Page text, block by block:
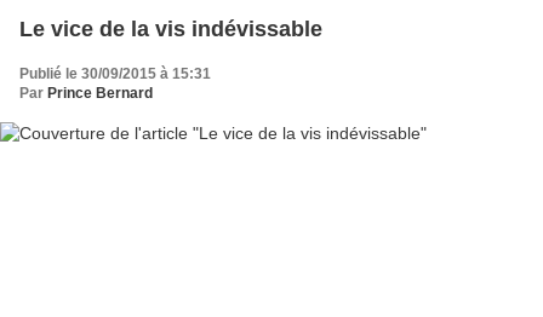
Le vice de la vis indévissable
Publié le 30/09/2015 à 15:31
Par Prince Bernard